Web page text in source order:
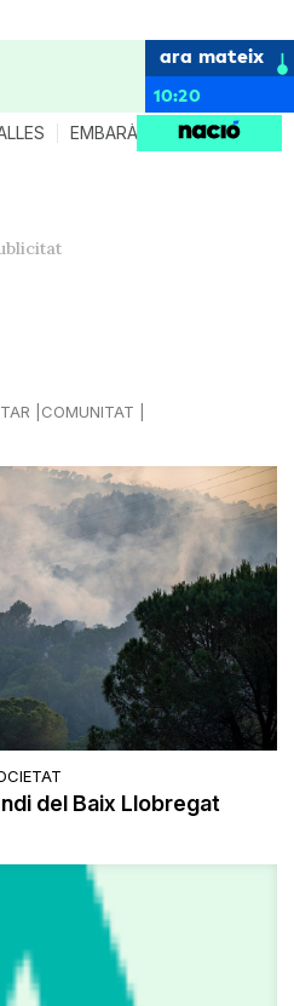
ara mateix
10:20
EMBARÀS CRIANÇA
COMUNITAT
del Baix Llobregat